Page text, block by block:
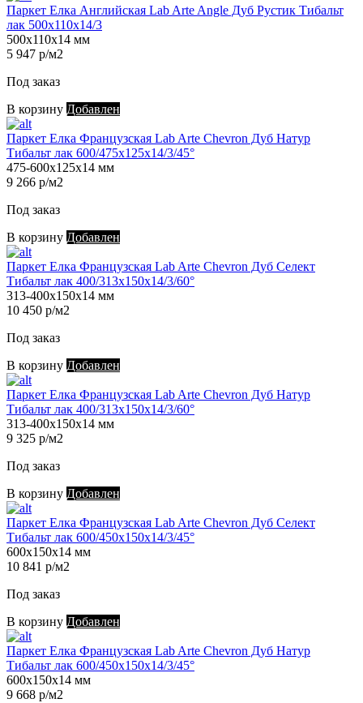
Паркет Елка Английская Lab Arte Angle Дуб Рустик Тибальт
лак 500х110х14/3
500х110х14 мм
5 947 р/м2
Под заказ
В корзину Добавлен
Паркет Елка Французская Lab Arte Chevron Дуб Натур
Тибальт лак 600/475х125х14/3/45°
475-600х125х14 мм
9 266 р/м2
Под заказ
В корзину Добавлен
Паркет Елка Французская Lab Arte Chevron Дуб Селект
Тибальт лак 400/313х150х14/3/60°
313-400х150х14 мм
10 450 р/м2
Под заказ
В корзину Добавлен
Паркет Елка Французская Lab Arte Chevron Дуб Натур
Тибальт лак 400/313х150х14/3/60°
313-400х150х14 мм
9 325 р/м2
Под заказ
В корзину Добавлен
Паркет Елка Французская Lab Arte Chevron Дуб Селект
Тибальт лак 600/450х150х14/3/45°
600х150х14 мм
10 841 р/м2
Под заказ
В корзину Добавлен
Паркет Елка Французская Lab Arte Chevron Дуб Натур
Тибальт лак 600/450х150х14/3/45°
600х150х14 мм
9 668 р/м2